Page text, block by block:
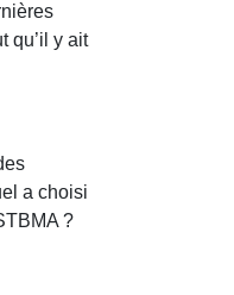
qu’il y ait
a choisi
?